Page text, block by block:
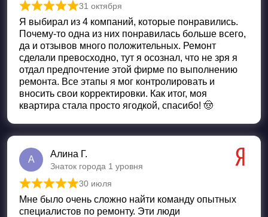
Оценка5 из 5
31 октября
Я выбирал из 4 компаний, которые понравились.
Почему-то одна из них понравилась больше всего,
да и отзывов много положительных. Ремонт
сделали превосходно, тут я осознал, что не зря я
отдал предпочтение этой фирме по выполнению
ремонта. Все этапы я мог контролировать и
вносить свои корректировки. Как итог, моя
квартира стала просто ягодкой, спасибо! 🤠
А
Алина Г.
Знаток города 1 уровня
Оценка 5 из 5
30 июля
Мне было очень сложно найти команду опытных
специалистов по ремонту. Эти люди